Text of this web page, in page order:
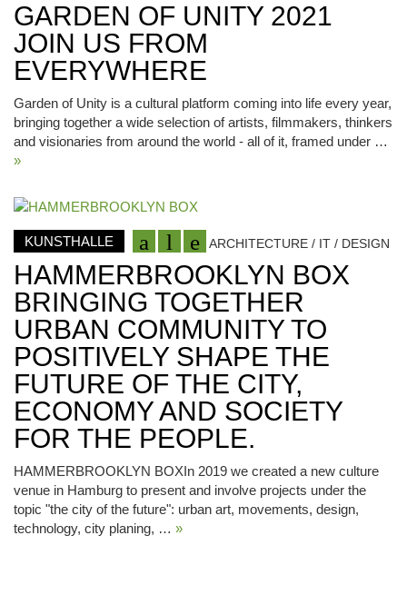
GARDEN OF UNITY 2021
JOIN US FROM
EVERYWHERE
Garden of Unity is a cultural platform coming into life every year,
bringing together a wide selection of artists, filmmakers, thinkers
and visionaries from around the world - all of it, framed under …
»
KUNSTHALLE ARCHITECTURE / IT / DESIGN
HAMMERBROOKLYN BOX
BRINGING TOGETHER
URBAN COMMUNITY TO
POSITIVELY SHAPE THE
FUTURE OF THE CITY,
ECONOMY AND SOCIETY
FOR THE PEOPLE.
HAMMERBROOKLYN BOXIn 2019 we created a new culture
venue in Hamburg to present and involve projects under the
topic "the city of the future": urban art, movements, design,
technology, city planing, … »